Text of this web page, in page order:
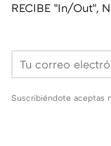
RECIBE "In/Out",
Suscribiéndote aceptas